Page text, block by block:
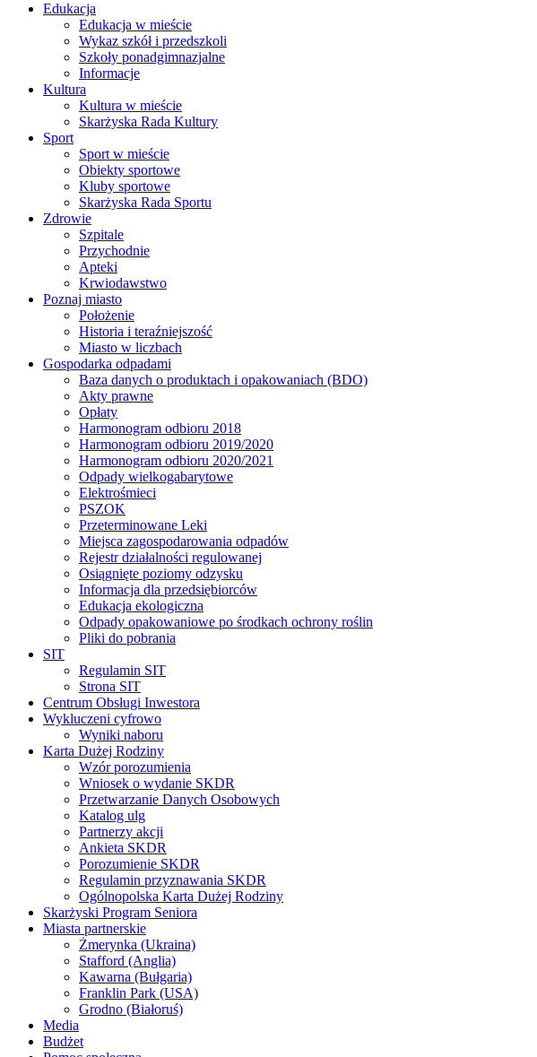
Edukacja
Edukacja w mieście
Wykaz szkół i przedszkoli
Szkoły ponadgimnazjalne
Informacje
Kultura
Kultura w mieście
Skarżyska Rada Kultury
Sport
Sport w mieście
Obiekty sportowe
Kluby sportowe
Skarżyska Rada Sportu
Zdrowie
Szpitale
Przychodnie
Apteki
Krwiodawstwo
Poznaj miasto
Położenie
Historia i teraźniejszość
Miasto w liczbach
Gospodarka odpadami
Baza danych o produktach i opakowaniach (BDO)
Akty prawne
Opłaty
Harmonogram odbioru 2018
Harmonogram odbioru 2019/2020
Harmonogram odbioru 2020/2021
Odpady wielkogabarytowe
Elektrośmieci
PSZOK
Przeterminowane Leki
Miejsca zagospodarowania odpadów
Rejestr działalności regulowanej
Osiągnięte poziomy odzysku
Informacja dla przedsiębiorców
Edukacja ekologiczna
Odpady opakowaniowe po środkach ochrony roślin
Pliki do pobrania
SIT
Regulamin SIT
Strona SIT
Centrum Obsługi Inwestora
Wykluczeni cyfrowo
Wyniki naboru
Karta Dużej Rodziny
Wzór porozumienia
Wniosek o wydanie SKDR
Przetwarzanie Danych Osobowych
Katalog ulg
Partnerzy akcji
Ankieta SKDR
Porozumienie SKDR
Regulamin przyznawania SKDR
Ogólnopolska Karta Dużej Rodziny
Skarżyski Program Seniora
Miasta partnerskie
Żmerynka (Ukraina)
Stafford (Anglia)
Kawarna (Bułgaria)
Franklin Park (USA)
Grodno (Białoruś)
Media
Budżet